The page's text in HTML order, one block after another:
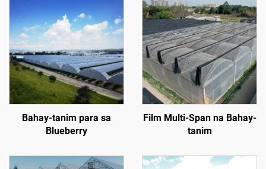
Bahay-tanim para sa
Blueberry
Film Multi-Span na Bahay-
tanim